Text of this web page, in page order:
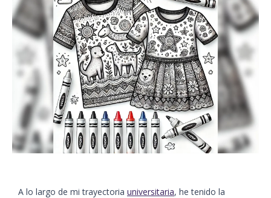
A lo largo de mi trayectoria universitaria, he tenido la